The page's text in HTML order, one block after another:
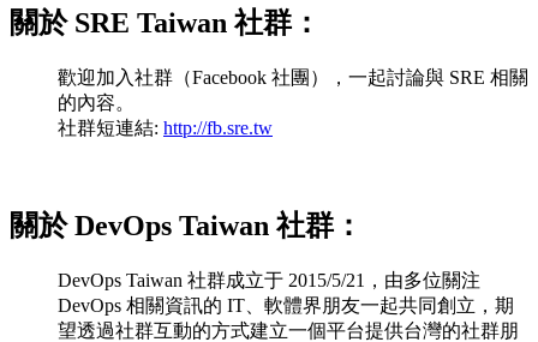
關於 SRE Taiwan 社群：
歡迎加入社群（Facebook 社團），一起討論與 SRE 相關
的內容。
社群短連結: http://fb.sre.tw
關於 DevOps Taiwan 社群：
DevOps Taiwan 社群成立于 2015/5/21，由多位關注
DevOps 相關資訊的 IT、軟體界朋友一起共同創立，期
望透過社群互動的方式建立一個平台提供台灣的社群朋